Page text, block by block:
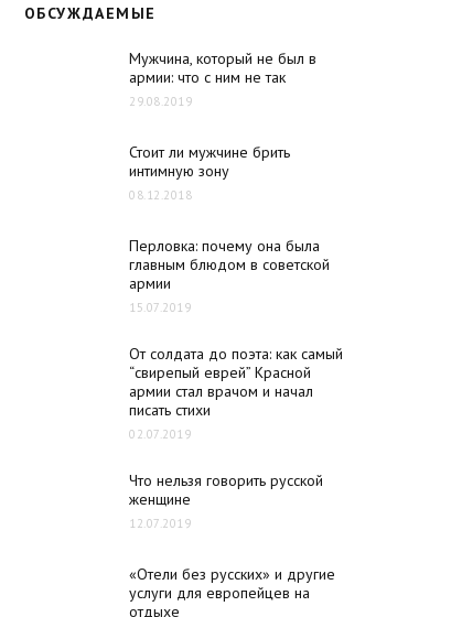
ОБСУЖДАЕМЫЕ
Мужчина, который не был в
армии: что с ним не так
29.08.2019
Стоит ли мужчине брить
интимную зону
08.12.2018
Перловка: почему она была
главным блюдом в советской
армии
15.07.2019
От солдата до поэта: как самый
“свирепый еврей” Красной
армии стал врачом и начал
писать стихи
02.07.2019
Что нельзя говорить русской
женщине
12.07.2019
«Отели без русских» и другие
услуги для европейцев на
отдыхе